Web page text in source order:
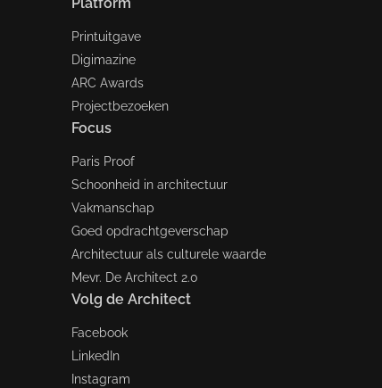
Printuitgave
Digimazine
ARC Awards
Projectbezoeken
Focus
Paris Proof
Schoonheid in architectuur
Vakmanschap
Goed opdrachtgeverschap
Architectuur als culturele waarde
Mevr. De Architect 2.0
Volg de Architect
Facebook
LinkedIn
Instagram